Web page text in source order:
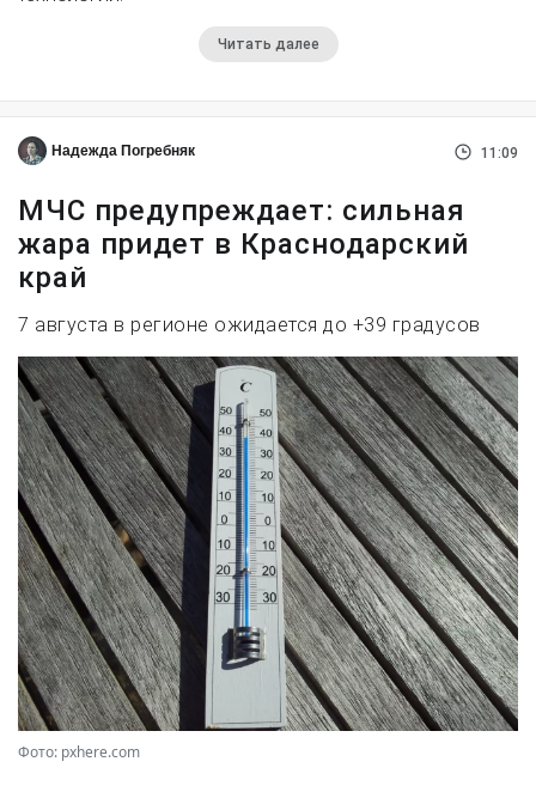
Читать далее
Надежда Погребняк 11:09
МЧС предупреждает: сильная
жара придет в Краснодарский
край
7 августа в регионе ожидается до +39 градусов
Фото: pxhere.com